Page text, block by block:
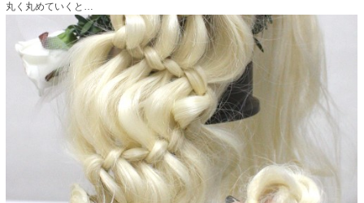
丸く丸めていくと…